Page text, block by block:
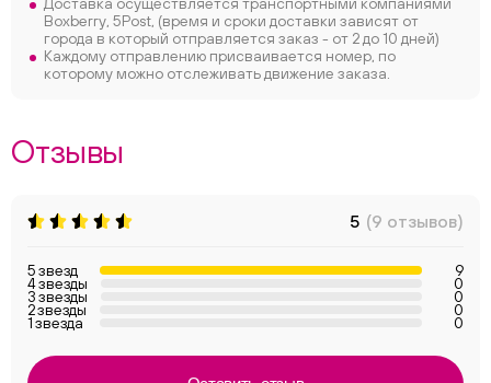
Boxberry, 5Post, (время и сроки доставки зависят от
города в который отправляется заказ - от 2 до 10 дней)
Каждому отправлению присваивается номер, по
которому можно отслеживать движение заказа.
Отзывы
5 (9 отзывов)
5 звезд 9
4 звезды 0
3 звезды 0
2 звезды 0
1 звезда 0